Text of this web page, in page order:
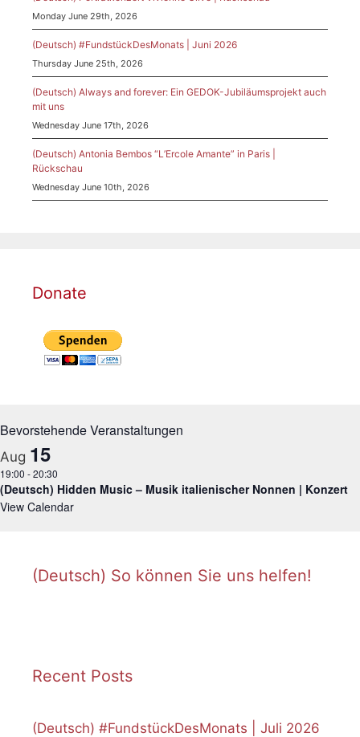
Monday June 29th, 2026
(Deutsch) #FundstückDesMonats | Juni 2026
Thursday June 25th, 2026
(Deutsch) Always and forever: Ein GEDOK-Jubiläumsprojekt auch
mit uns
Wednesday June 17th, 2026
(Deutsch) Antonia Bembos “L’Ercole Amante” in Paris |
Rückschau
Wednesday June 10th, 2026
Donate
Bevorstehende Veranstaltungen
Aug 15
19:00 -20:30
(Deutsch) Hidden Music – Musik italienischer Nonnen | Konzert
View Calendar
(Deutsch) So können Sie uns helfen!
Recent Posts
(Deutsch) #FundstückDesMonats | Juli 2026